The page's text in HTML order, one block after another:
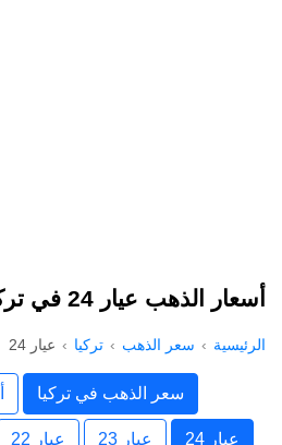
أسعار الذهب عيار 24 في تركيا اليوم
الرئيسية سعر الذهب تركيا عيار 24
سعر الذهب في تركيا
عيار 24 عيار 23 عيار 22